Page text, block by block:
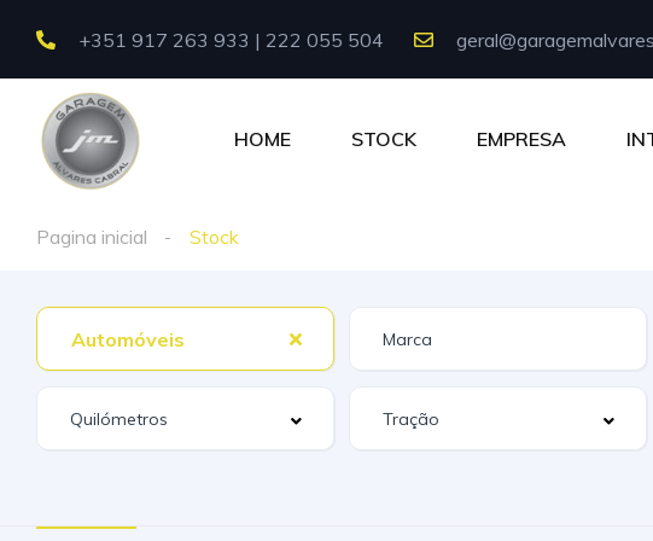
+351 917 263 933 | 222 055 504
HOME STOCK EMPRESA
Pagina inicial Stock
Automóveis